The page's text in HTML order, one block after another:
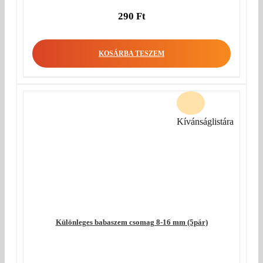
290 Ft
KOSÁRBA TESZEM
Különleges babaszem csomag 8-16 mm (5pár)
Kívánságlistára